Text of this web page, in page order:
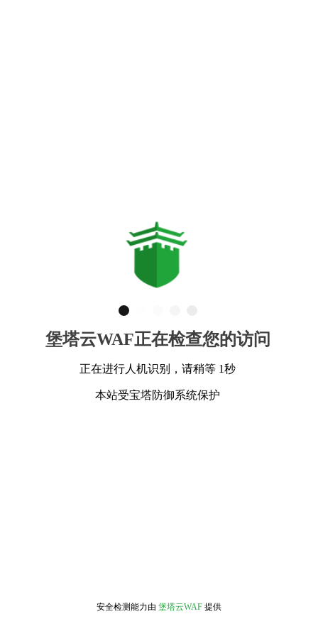
堡塔云WAF正在检查您的访问
正在进行人机识别，请稍等 1秒
本站受宝塔防御系统保护
安全检测能力由 堡塔云WAF 提供